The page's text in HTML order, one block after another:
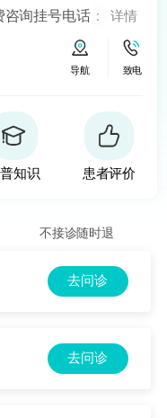
询挂号电话：400-
细胞移植手术”治疗
详情
导航 致电
知识 患者评价
不接诊随时退
去问诊
去问诊